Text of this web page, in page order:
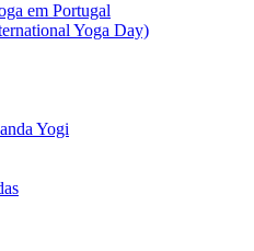
em Portugal
Yoga Day)
Yogi